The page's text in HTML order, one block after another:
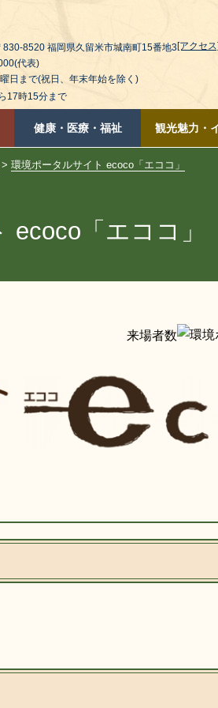
830-8520 福岡県久留米市城南町15番地3[アクセス]
代表)
日まで(祝日、年末年始を除く)
17時15分まで
健康・医療・福祉 観光魅力・
> 環境ポータルサイト ecoco「エココ」
「エココ」
来場者数